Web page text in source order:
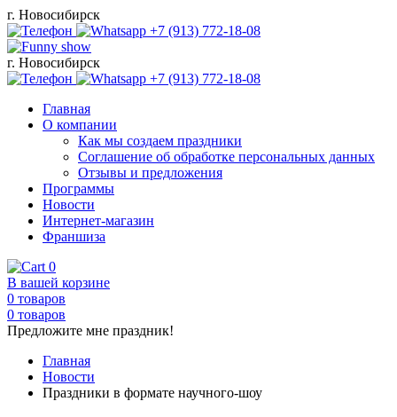
г. Новосибирск
+7 (913) 772-18-08
г. Новосибирск
+7 (913) 772-18-08
Главная
О компании
Как мы создаем праздники
Соглашение об обработке персональных данных
Отзывы и предложения
Программы
Новости
Интернет-магазин
Франшиза
0
В вашей корзине
0 товаров
0 товаров
Предложите мне праздник!
Главная
Новости
Праздники в формате научного-шоу